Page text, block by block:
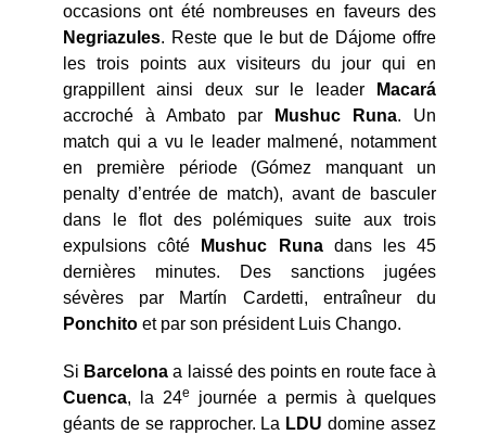
occasions ont été nombreuses en faveurs des
Negriazules. Reste que le but de Dájome offre
les trois points aux visiteurs du jour qui en
grappillent ainsi deux sur le leader
Macará
accroché à Ambato par
Mushuc Runa. Un
match qui a vu le leader malmené, notamment
en première période (Gómez manquant un
penalty d’entrée de match), avant de basculer
dans le flot des polémiques suite aux trois
expulsions côté
Mushuc Runadans les 45
dernières minutes. Des sanctions jugées
sévères par Martín Cardetti, entraîneur du
Ponchito et par son président Luis Chango.
Si Barcelona a laissé des points en route face à
Cuenca, la 24e
journée a permis à quelques
géants de se rapprocher. La LDU domine assez